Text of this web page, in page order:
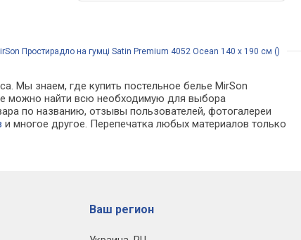
Простирадло на гумці Satin Premium 4052 Ocean 140 х 190 см ()
Мы знаем, где купить постельное белье MirSon
можно найти всю необходимую для выбора
по названию, отзывы пользователей, фотогалереи
и многое другое. Перепечатка любых материалов только
Ваш регион